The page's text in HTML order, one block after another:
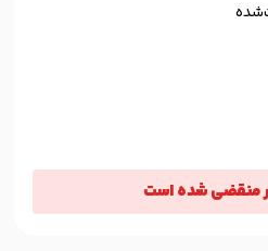
منقضی شده است